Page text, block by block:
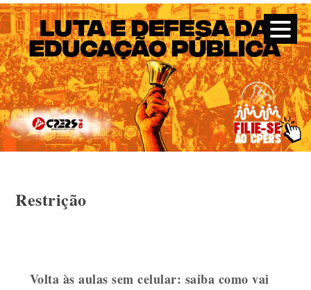
CPERS – Sindicato
CPERS – Sindicato dos Professores e Funcionários de escola
do Estado do Rio Grande do Sul
Restrição
Volta às aulas sem celular: saiba como vai